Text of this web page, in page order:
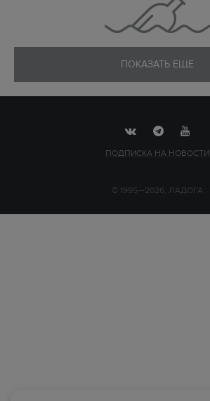
ПОКАЗАТЬ ЕЩЕ
ПОДПИСКА НА НОВОСТИ
© 1995—2026, ЛАДОГА